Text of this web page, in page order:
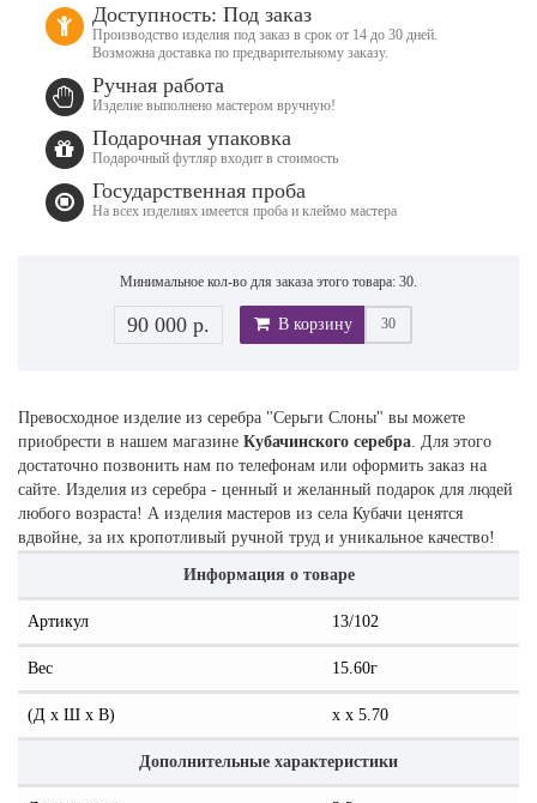
Доступность: Под заказ
Производство изделия под заказ в срок от 14 до 30 дней.
Возможна доставка по предварительному заказу.
Ручная работа
Изделие выполнено мастером вручную!
Подарочная упаковка
Подарочный футляр входит в стоимость
Государственная проба
На всех изделиях имеется проба и клеймо мастера
Минимальное кол-во для заказа этого товара: 30.
90 000 р. В корзину
Превосходное изделие из серебра "Серьги Слоны" вы можете
приобрести в нашем магазине Кубачинского серебра . Для этого
достаточно позвонить нам по телефонам или оформить заказ на
сайте. Изделия из серебра - ценный и желанный подарок для людей
любого возраста! А изделия мастеров из села Кубачи ценятся
вдвойне, за их кропотливый ручной труд и уникальное качество!
Информация о товаре
Артикул 13/102
Вес 15.60г
(Д x Ш x В) x x 5.70
Дополнительные характеристики